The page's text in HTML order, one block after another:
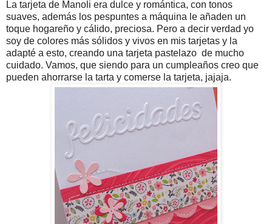
La tarjeta de Manoli era dulce y romántica, con tonos
suaves, además los pespuntes a máquina le añaden un
toque hogareño y cálido, preciosa. Pero a decir verdad yo
soy de colores más sólidos y vivos en mis tarjetas y la
adapté a esto, creando una tarjeta pastelazo de mucho
cuidado. Vamos, que siendo para un cumpleaños creo que
pueden ahorrarse la tarta y comerse la tarjeta, jajaja.